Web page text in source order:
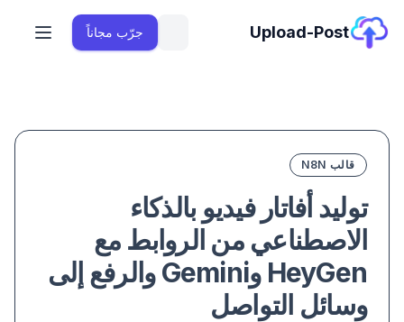
Upload-Post جرّب مجاناً
قالب N8N
توليد أفاتار فيديو بالذكاء
الاصطناعي من الروابط مع
HeyGen وGemini والرفع إلى
وسائل التواصل